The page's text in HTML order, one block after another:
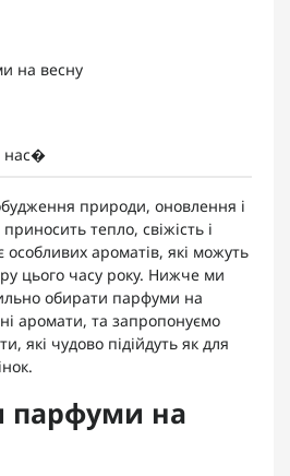
на весну
нас�
природи, оновлення і
тепло, свіжість і
особливих ароматів, які можуть
цього часу року. Нижче ми
обирати парфуми на
аромати, та запропонуємо
які чудово підійдуть як для
парфуми на